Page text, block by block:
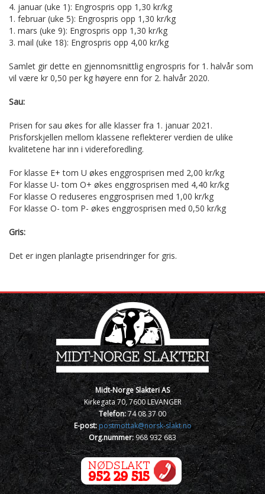
4. januar (uke 1): Engrospris opp 1,30 kr/kg
1. februar (uke 5): Engrospris opp 1,30 kr/kg
1. mars (uke 9): Engrospris opp 1,30 kr/kg
3. mail (uke 18): Engrospris opp 4,00 kr/kg
Samlet gir dette en gjennomsnittlig engrospris for 1. halvår som
vil være kr 0,50 per kg høyere enn for 2. halvår 2020.
Sau:
Prisen for sau økes for alle klasser fra 1. januar 2021.
Prisforskjellen mellom klassene reflekterer verdien de ulike
kvalitetene har inn i videreforedling.
For klasse E+ tom U økes enggrosprisen med 2,00 kr/kg
For klasse U- tom O+ økes enggrosprisen med 4,40 kr/kg
For klasse O reduseres enggrosprisen med 1,00 kr/kg
For klasse O- tom P- økes enggrosprisen med 0,50 kr/kg
Gris:
Det er ingen planlagte prisendringer for gris.
Midt-Norge Slakteri AS
Kirkegata 70, 7600 LEVANGER
Telefon:74 08 37 00
E-post:postmottak@norsk-slakt.no
Org.nummer:968 932 683